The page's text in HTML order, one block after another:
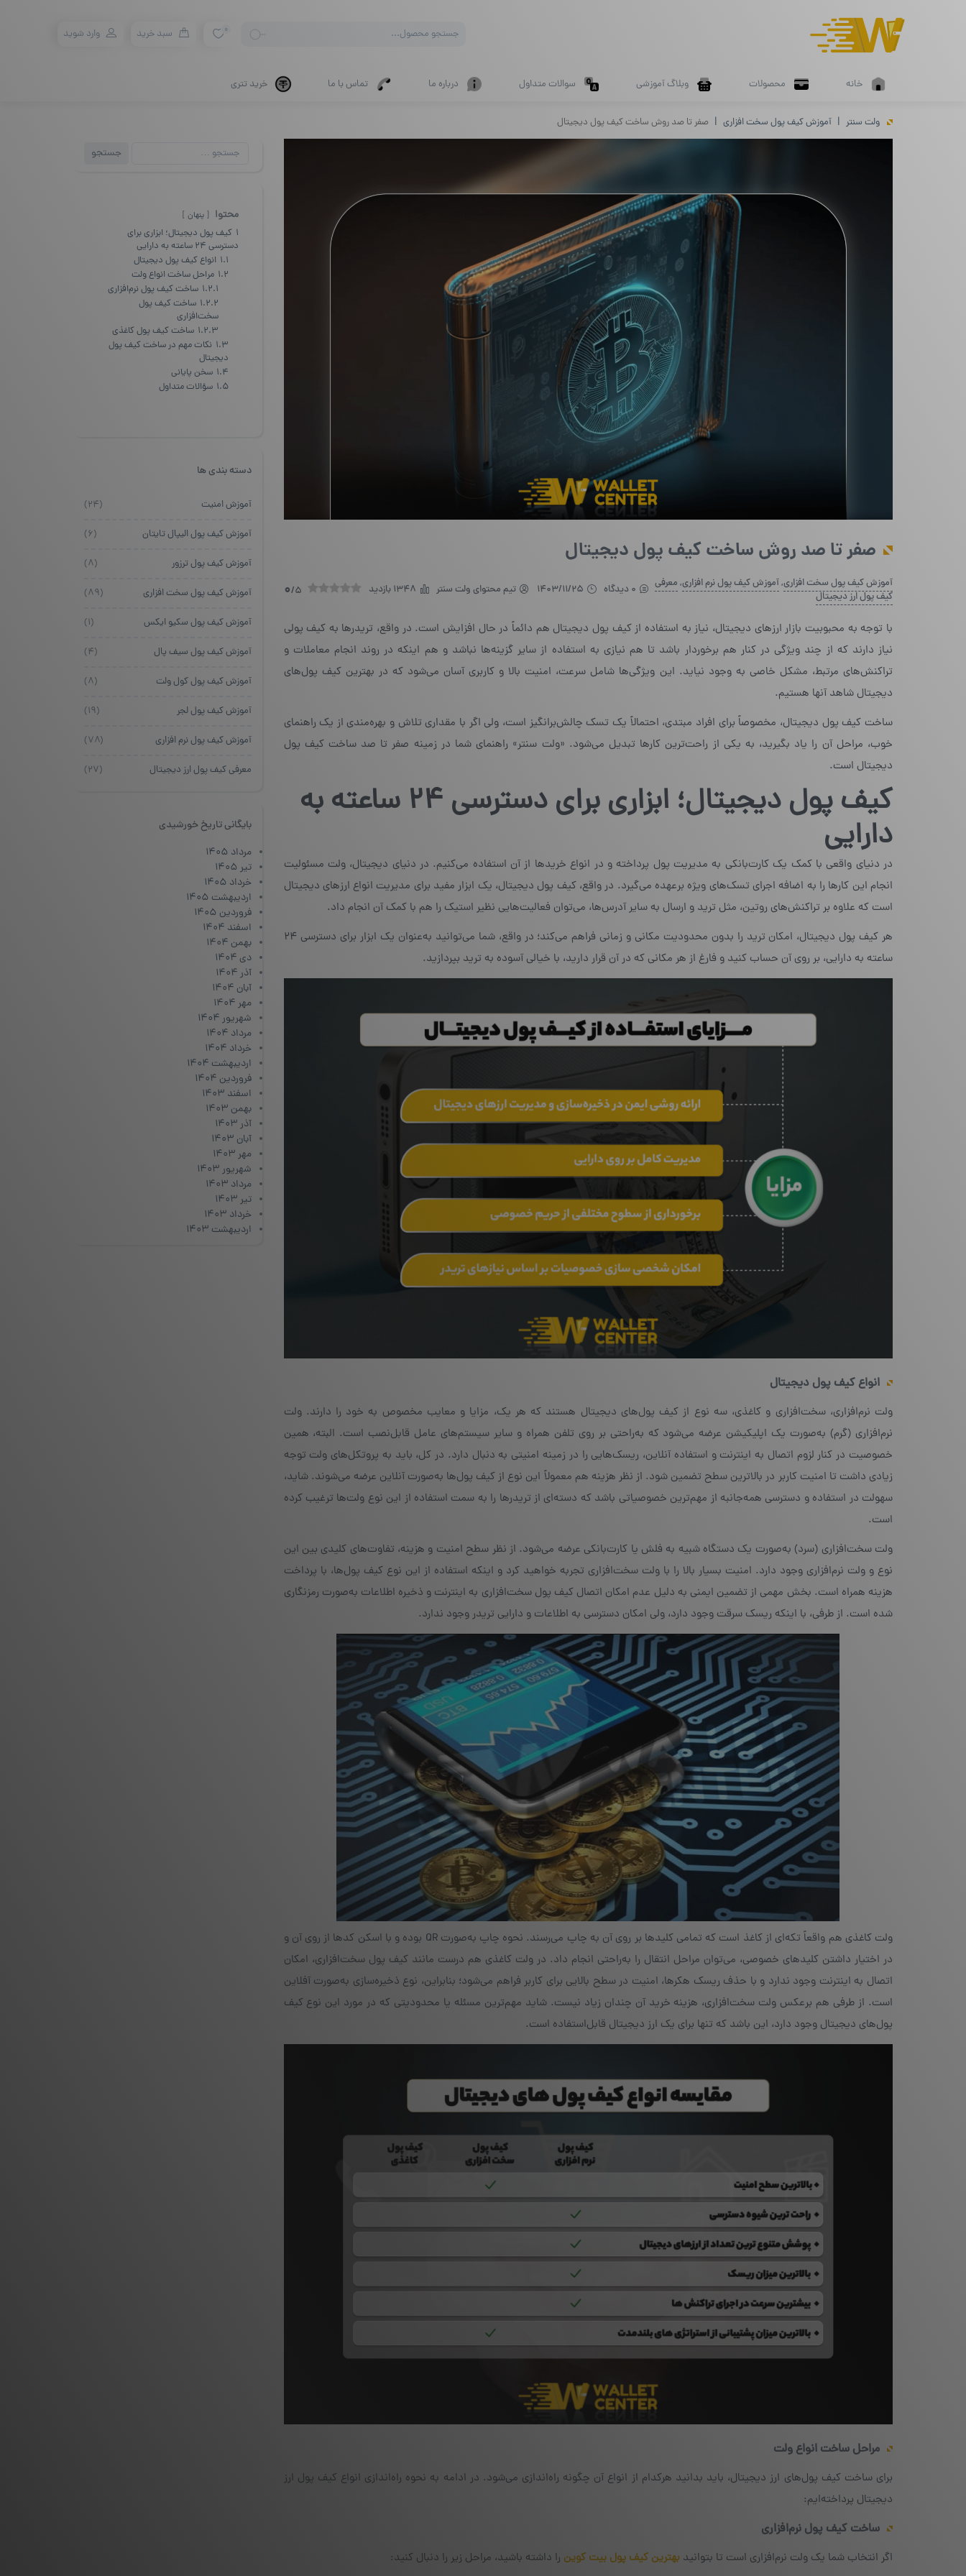
search
0 سبد خرید وارد شوید
خانه محصولات وبلاگ آموزشی سوالات متداول درباره ما تماس با ما خرید تتری
ولت سنتر آموزش کیف پول سخت افزاری صفر تا صد روش ساخت کیف پول دیجیتال
صفر تا صد روش ساخت کیف پول دیجیتال
آموزش کیف پول سخت افزاری,آموزش کیف پول نرم افزاری, معرفی
کیف پول ارز دیجیتال
0 دیدگاه 1403/11/25 تیم محتوای ولت سنتر 1348 بازدید 0/5
با توجه به محبوبیت بازار ارزهای دیجیتال، نیاز به استفاده از کیف پول دیجیتال هم دائماً در حال افزایش است. در واقع، تریدرها به کیف پولی
نیاز دارند که از چند ویژگی در کنار هم برخوردار باشد تا هم نیازی به استفاده از سایر گزینه‌ها نباشد و هم اینکه در روند انجام معاملات و
تراکنش‌های مرتبط، مشکل خاصی به وجود نیاید. این ویژگی‌ها شامل سرعت، امنیت بالا و کاربری آسان می‌شود که در بهترین کیف پول‌های
دیجیتال شاهد آنها هستیم.
ساخت کیف پول دیجیتال، مخصوصاً برای افراد مبتدی، احتمالاً یک تسک چالش‌برانگیز است، ولی اگر با مقداری تلاش و بهره‌مندی از یک راهنمای
خوب، مراحل آن را یاد بگیرید، به یکی از راحت‌ترین کارها تبدیل می‌شود. «ولت سنتر» راهنمای شما در زمینه صفر تا صد ساخت کیف پول
دیجیتال است.
کیف پول دیجیتال؛ ابزاری برای دسترسی ۲۴ ساعته به
دارایی
در دنیای واقعی با کمک یک کارت‌بانکی به مدیریت پول پرداخته و در انواع خریدها از آن استفاده می‌کنیم. در دنیای دیجیتال، ولت مسئولیت
انجام این کارها را به اضافه اجرای تسک‌های ویژه برعهده می‌گیرد. در واقع، کیف پول دیجیتال، یک ابزار مفید برای مدیریت انواع ارزهای دیجیتال
است که علاوه بر تراکنش‌های روتین، مثل ترید و ارسال به سایر آدرس‌ها، می‌توان فعالیت‌هایی نظیر استیک را هم با کمک آن انجام داد.
هر کیف پول دیجیتال، امکان ترید را بدون محدودیت مکانی و زمانی فراهم می‌کند؛ در واقع، شما می‌توانید به‌عنوان یک ابزار برای دسترسی ۲۴
ساعته به دارایی، بر روی آن حساب کنید و فارغ از هر مکانی که در آن قرار دارید، با خیالی آسوده به ترید بپردازید.
انواع کیف پول دیجیتال
ولت نرم‌افزاری، سخت‌افزاری و کاغذی، سه نوع از کیف پول‌های دیجیتال هستند که هر یک، مزایا و معایب مخصوص به خود را دارند. ولت
نرم‌افزاری (گرم) به‌صورت یک اپلیکیشن عرضه می‌شود که به‌راحتی بر روی تلفن همراه و سایر سیستم‌های عامل قابل‌نصب است. البته، همین
خصوصیت در کنار لزوم اتصال به اینترنت و استفاده آنلاین، ریسک‌هایی را در زمینه امنیتی به دنبال دارد. در کل، باید به پروتکل‌های ولت توجه
زیادی داشت تا امنیت کاربر در بالاترین سطح تضمین شود. از نظر هزینه هم معمولاً این نوع از کیف پول‌ها به‌صورت آنلاین عرضه می‌شوند. شاید،
سهولت در استفاده و دسترسی همه‌جانبه از مهم‌ترین خصوصیاتی باشد که دسته‌ای از تریدرها را به سمت استفاده از این نوع ولت‌ها ترغیب کرده
است.
ولت سخت‌افزاری (سرد) به‌صورت یک دستگاه شبیه به فلش یا کارت‌بانکی عرضه می‌شود. از نظر سطح امنیت و هزینه، تفاوت‌های کلیدی بین این
نوع و ولت نرم‌افزاری وجود دارد. امنیت بسیار بالا را با ولت سخت‌افزاری تجربه خواهید کرد و اینکه استفاده از این نوع کیف پول‌ها، با پرداخت
هزینه همراه است. بخش مهمی از تضمین ایمنی به دلیل عدم امکان اتصال کیف پول سخت‌افزاری به اینترنت و ذخیره اطلاعات به‌صورت رمزنگاری
شده است. از طرفی، با اینکه ریسک سرقت وجود دارد، ولی امکان دسترسی به اطلاعات و دارایی تریدر وجود ندارد.
ولت کاغذی هم واقعاً تکه‌ای از کاغذ است که تمامی کلیدها بر روی آن به چاپ می‌رسند. نحوه چاپ به‌صورت QR بوده و با اسکن کدها از روی آن و
در اختیار داشتن کلیدهای خصوصی، می‌توان مراحل انتقال را به‌راحتی انجام داد. در ولت کاغذی هم درست مانند کیف پول سخت‌افزاری، امکان
اتصال به اینترنت وجود ندارد و با حذف ریسک هکرها، امنیت در سطح بالایی برای کاربر فراهم می‌شود؛ بنابراین، نوع ذخیره‌سازی به‌صورت آفلاین
است. از طرفی هم برعکس ولت سخت‌افزاری، هزینه خرید آن چندان زیاد نیست. شاید مهم‌ترین مسئله یا محدودیتی که در مورد این نوع کیف
پول‌های دیجیتال وجود دارد، این باشد که تنها برای یک ارز دیجیتال قابل‌استفاده است.
مراحل ساخت انواع ولت
برای ساخت کیف پول‌های ارز دیجیتال، باید بدانید هرکدام از انواع آن چگونه راه‌اندازی می‌شود. در ادامه به نحوه راه‌اندازی انواع کیف پول ارز
دیجیتال پرداخته‌ایم:
ساخت کیف پول نرم‌افزاری
اگر انتخاب شما یک ولت نرم‌افزاری است تا بتوانید بهترین کیف پول بیت کوین را داشته باشید، مراحل زیر را دنبال کنید:
جستجو
جستجو
محتوا پنهان
1 کیف پول دیجیتال؛ ابزاری برای
دسترسی ۲۴ ساعته به دارایی
1.1 انواع کیف پول دیجیتال
1.2 مراحل ساخت انواع ولت
1.2.1 ساخت کیف پول نرم‌افزاری
1.2.2 ساخت کیف پول
سخت‌افزاری
1.2.3 ساخت کیف پول کاغذی
1.3 نکات مهم در ساخت کیف پول
دیجیتال
1.4 سخن پایانی
1.5 سؤالات متداول
دسته بندی ها
آموزش امنیت (۲۴)
آموزش کیف پول الیپال تایتان (۶)
آموزش کیف پول ترزور (۸)
آموزش کیف پول سخت افزاری (۸۹)
آموزش کیف پول سکیو ایکس (۱)
آموزش کیف پول سیف پال (۴)
آموزش کیف پول کول ولت (۸)
آموزش کیف پول لجر (۱۹)
آموزش کیف پول نرم افزاری (۷۸)
معرفی کیف پول ارز دیجیتال (۲۷)
بایگانی تاریخ خورشیدی
مرداد ۱۴۰۵
تیر ۱۴۰۵
خرداد ۱۴۰۵
اردیبهشت ۱۴۰۵
فروردین ۱۴۰۵
اسفند ۱۴۰۴
بهمن ۱۴۰۴
دی ۱۴۰۴
آذر ۱۴۰۴
آبان ۱۴۰۴
مهر ۱۴۰۴
شهریور ۱۴۰۴
مرداد ۱۴۰۴
خرداد ۱۴۰۴
اردیبهشت ۱۴۰۴
فروردین ۱۴۰۴
اسفند ۱۴۰۳
بهمن ۱۴۰۳
آذر ۱۴۰۳
آبان ۱۴۰۳
مهر ۱۴۰۳
شهریور ۱۴۰۳
مرداد ۱۴۰۳
تیر ۱۴۰۳
خرداد ۱۴۰۳
اردیبهشت ۱۴۰۳